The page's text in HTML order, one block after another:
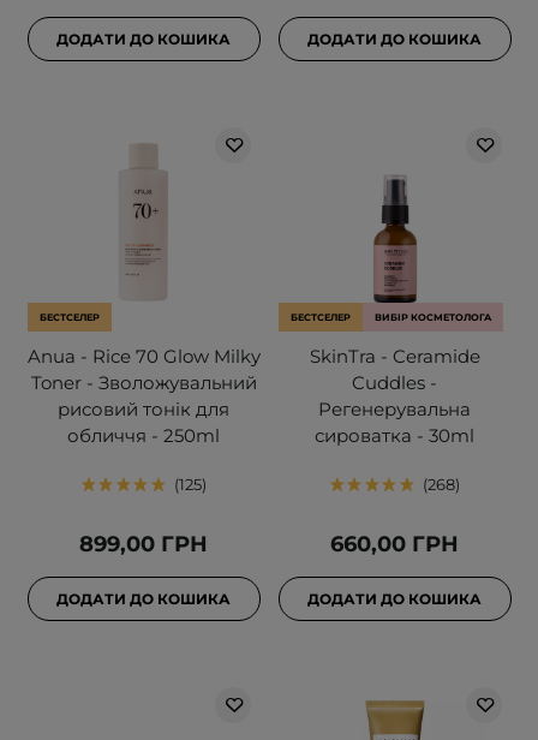
ДОДАТИ ДО КОШИКА ДОДАТИ ДО КОШИКА
БЕСТСЕЛЕР
Anua - Rice 70 Glow Milky
Toner - Зволожувальний
рисовий тонік для
обличчя - 250ml
125
899,00 ГРН
ДОДАТИ ДО КОШИКА
БЕСТСЕЛЕР ВИБІР КОСМЕТОЛОГА
SkinTra - Ceramide
Cuddles -
Регенерувальна
сироватка - 30ml
268
660,00 ГРН
ДОДАТИ ДО КОШИКА